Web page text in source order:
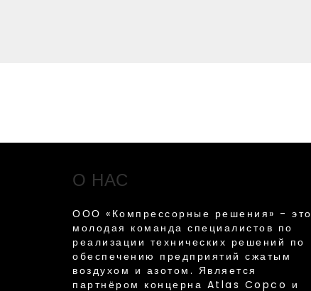
О НАС
ООО «Компрессорные решения» - это
молодая команда специалистов по
реализации технических решений по
обеспечению предприятий сжатым
воздухом и азотом. Является
партнёром концерна Atlas Copco и